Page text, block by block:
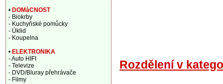
Rozdělení v
• DOMàCNOST
- Biokrby
- Kuchyňské pomůcky
- Úklid
- Koupelna
• ELEKTRONIKA
- Auto HIFI
- Televize
- DVD/Bluray přehrávače
- Filmy